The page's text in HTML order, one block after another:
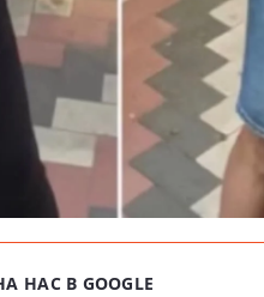
НАС В GOOGLE